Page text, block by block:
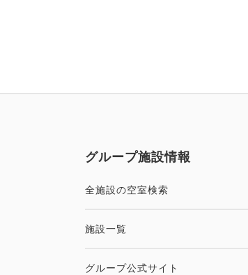
グループ施設情報
全施設の空室検索
施設一覧
グループ公式サイト